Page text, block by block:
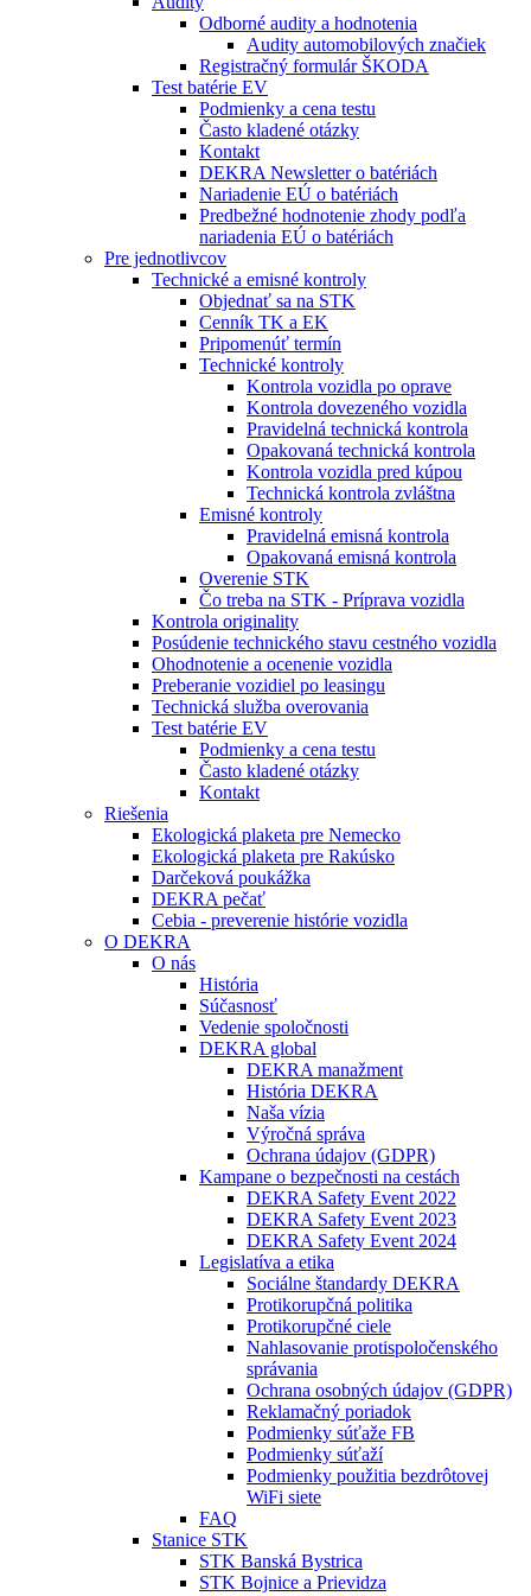
Odborné audity a hodnotenia
Audity automobilových značiek
Registračný formulár ŠKODA
Test batérie EV
Podmienky a cena testu
Často kladené otázky
Kontakt
DEKRA Newsletter o batériách
Nariadenie EÚ o batériách
Predbežné hodnotenie zhody podľa
nariadenia EÚ o batériách
Pre jednotlivcov
Technické a emisné kontroly
Objednať sa na STK
Cenník TK a EK
Pripomenúť termín
Technické kontroly
Kontrola vozidla po oprave
Kontrola dovezeného vozidla
Pravidelná technická kontrola
Opakovaná technická kontrola
Kontrola vozidla pred kúpou
Technická kontrola zvláštna
Emisné kontroly
Pravidelná emisná kontrola
Opakovaná emisná kontrola
Overenie STK
Čo treba na STK - Príprava vozidla
Kontrola originality
Posúdenie technického stavu cestného vozidla
Ohodnotenie a ocenenie vozidla
Preberanie vozidiel po leasingu
Technická služba overovania
Test batérie EV
Podmienky a cena testu
Často kladené otázky
Kontakt
Riešenia
Ekologická plaketa pre Nemecko
Ekologická plaketa pre Rakúsko
Darčeková poukážka
DEKRA pečať
Cebia - preverenie histórie vozidla
O DEKRA
O nás
História
Súčasnosť
Vedenie spoločnosti
DEKRA global
DEKRA manažment
História DEKRA
Naša vízia
Výročná správa
Ochrana údajov (GDPR)
Kampane o bezpečnosti na cestách
DEKRA Safety Event 2022
DEKRA Safety Event 2023
DEKRA Safety Event 2024
Legislatíva a etika
Sociálne štandardy DEKRA
Protikorupčná politika
Protikorupčné ciele
Nahlasovanie protispoločenského
správania
Ochrana osobných údajov (GDPR)
Reklamačný poriadok
Podmienky súťaže FB
Podmienky súťaží
Podmienky použitia bezdrôtovej
WiFi siete
FAQ
Stanice STK
STK Banská Bystrica
STK Bojnice a Prievidza